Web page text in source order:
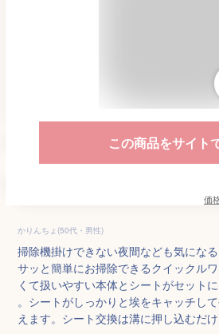
この商品をサイト
価
かりんちょ(50代・男性)
掃除機掛けできない夜間なども気にな
サッと簡単にお掃除できるクイックル
くて扱いやすい本体とシートがセット
。シートがしっかりと埃をキャッチし
えます。シート交換は溝に押し込むだけ